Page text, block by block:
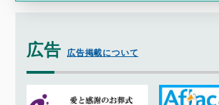
広告 広告掲載について